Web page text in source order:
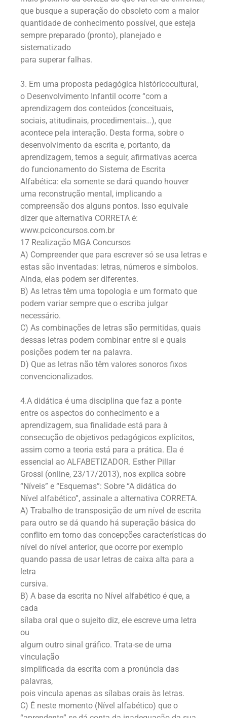
que busque a superação do obsoleto com a maior
quantidade de conhecimento possível, que esteja
sempre preparado (pronto), planejado e
sistematizado
para superar falhas.
3. Em uma proposta pedagógica históricocultural,
o Desenvolvimento Infantil ocorre “com a
aprendizagem dos conteúdos (conceituais,
sociais, atitudinais, procedimentais…), que
acontece pela interação. Desta forma, sobre o
desenvolvimento da escrita e, portanto, da
aprendizagem, temos a seguir, afirmativas acerca
do funcionamento do Sistema de Escrita
Alfabética: ela somente se dará quando houver
uma reconstrução mental, implicando a
compreensão dos alguns pontos. Isso equivale
dizer que alternativa CORRETA é:
www.pciconcursos.com.br
17 Realização MGA Concursos
A) Compreender que para escrever só se usa letras e
estas são inventadas: letras, números e símbolos.
Ainda, elas podem ser diferentes.
B) As letras têm uma topologia e um formato que
podem variar sempre que o escriba julgar
necessário.
C) As combinações de letras são permitidas, quais
dessas letras podem combinar entre si e quais
posições podem ter na palavra.
D) Que as letras não têm valores sonoros fixos
convencionalizados.
4.A didática é uma disciplina que faz a ponte
entre os aspectos do conhecimento e a
aprendizagem, sua finalidade está para à
consecução de objetivos pedagógicos explícitos,
assim como a teoria está para a prática. Ela é
essencial ao ALFABETIZADOR. Esther Pillar
Grossi (online, 23/17/2013), nos explica sobre
“Níveis” e “Esquemas”: Sobre “A didática do
Nível alfabético”, assinale a alternativa CORRETA.
A) Trabalho de transposição de um nível de escrita
para outro se dá quando há superação básica do
conflito em torno das concepções características do
nível do nível anterior, que ocorre por exemplo
quando passa de usar letras de caixa alta para a
letra
cursiva.
B) A base da escrita no Nível alfabético é que, a
cada
sílaba oral que o sujeito diz, ele escreve uma letra
ou
algum outro sinal gráfico. Trata-se de uma
vinculação
simplificada da escrita com a pronúncia das
palavras,
pois vincula apenas as sílabas orais às letras.
C) É neste momento (Nível alfabético) que o